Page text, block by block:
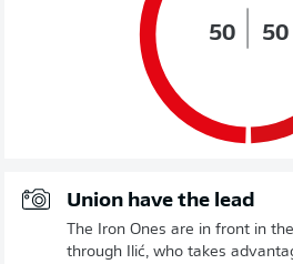
50 50
Union have the lead
The Iron Ones are in front in
through Ilić, who takes